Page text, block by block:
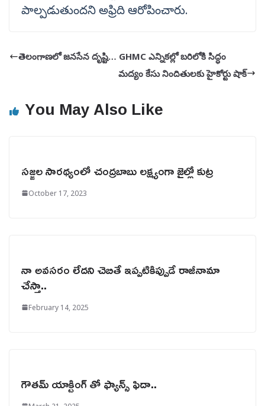
పాల్పడుతుందని అఫ్రిది ఆరోపించారు.
తెలంగాణలో జనసేన దృష్టి… GHMC ఎన్నికల్లో బరిలోకి సిద్ధం
మద్యం కేసు నిందితులకు హైకోర్టు షాక్
You May Also Like
సజ్జల సారథ్యంలో చంద్రబాబు లక్ష్యంగా జైల్లో కుట్ర
October 17, 2023
నా అవసరం లేదని చెబితే ఇప్పటికిప్పుడే రాజీనామా
చేస్తా..
February 14, 2025
గౌతమ్‌ యాక్టింగ్‌ తో ఫ్యాన్స్ ఫిదా..